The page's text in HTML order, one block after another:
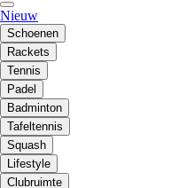
Nieuw
Schoenen
Rackets
Tennis
Padel
Badminton
Tafeltennis
Squash
Lifestyle
Clubruimte